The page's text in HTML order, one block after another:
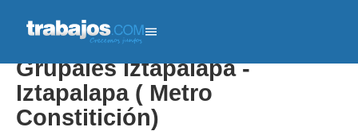
Promotor De Créditos
Grupales Iztapalapa -
Iztapalapa ( Metro
Constitición)